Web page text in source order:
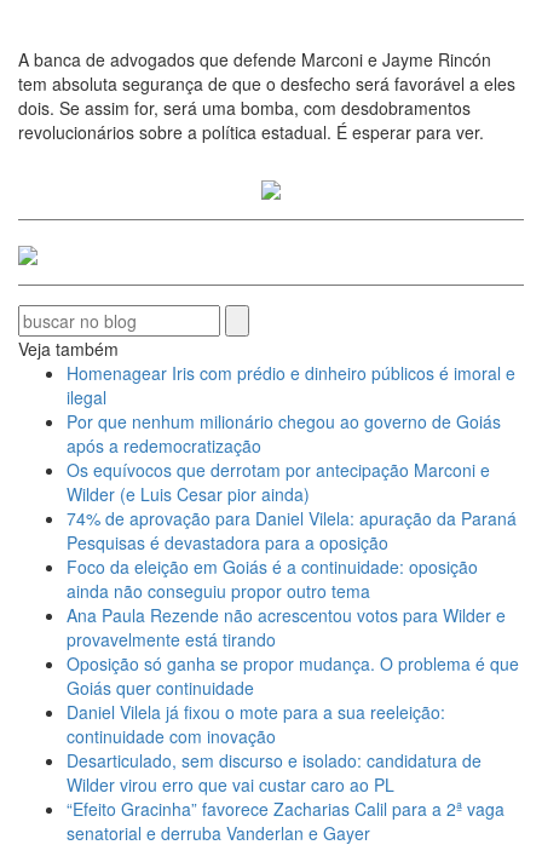
A banca de advogados que defende Marconi e Jayme Rincón
tem absoluta segurança de que o desfecho será favorável a eles
dois. Se assim for, será uma bomba, com desdobramentos
revolucionários sobre a política estadual. É esperar para ver.
Veja também
Homenagear Iris com prédio e dinheiro públicos é imoral e
ilegal
Por que nenhum milionário chegou ao governo de Goiás
após a redemocratização
Os equívocos que derrotam por antecipação Marconi e
Wilder (e Luis Cesar pior ainda)
74% de aprovação para Daniel Vilela: apuração da Paraná
Pesquisas é devastadora para a oposição
Foco da eleição em Goiás é a continuidade: oposição
ainda não conseguiu propor outro tema
Ana Paula Rezende não acrescentou votos para Wilder e
provavelmente está tirando
Oposição só ganha se propor mudança. O problema é que
Goiás quer continuidade
Daniel Vilela já fixou o mote para a sua reeleição:
continuidade com inovação
Desarticulado, sem discurso e isolado: candidatura de
Wilder virou erro que vai custar caro ao PL
“Efeito Gracinha” favorece Zacharias Calil para a 2ª vaga
senatorial e derruba Vanderlan e Gayer